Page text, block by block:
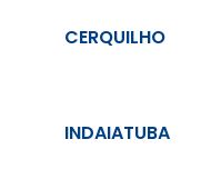
CERQUILHO
INDAIATUBA